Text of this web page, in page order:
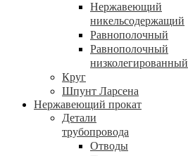
Нержавеющий
никельсодержащий
Равнополочный
Равнополочный
низколегированный
Круг
Шпунт Ларсена
Нержавеющий прокат
Детали
трубопровода
Отводы